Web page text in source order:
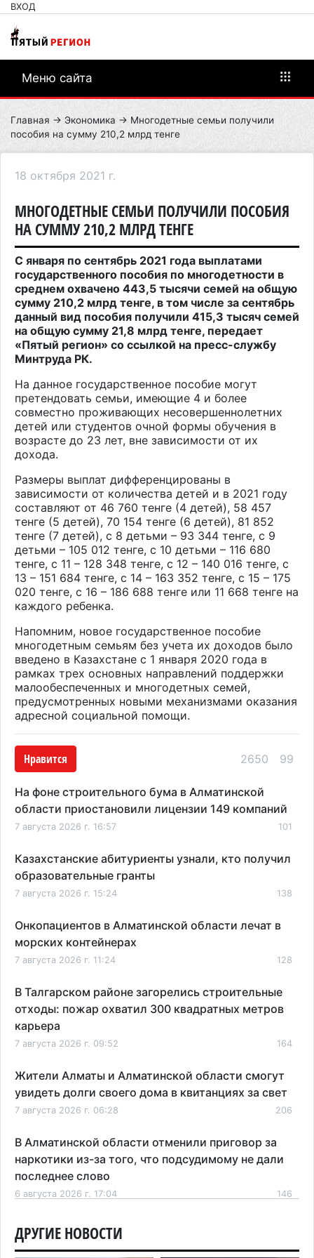
ВХОД
Меню сайта
Главная → Экономика → Многодетные семьи получили
пособия на сумму 210,2 млрд тенге
18 октября 2021 г.
МНОГОДЕТНЫЕ СЕМЬИ ПОЛУЧИЛИ ПОСОБИЯ
НА СУММУ 210,2 МЛРД ТЕНГЕ
С января по сентябрь 2021 года выплатами
государственного пособия по многодетности в
среднем охвачено 443,5 тысячи семей на общую
сумму 210,2 млрд тенге, в том числе за сентябрь
данный вид пособия получили 415,3 тысяч семей
на общую сумму 21,8 млрд тенге, передает
«Пятый регион» со ссылкой на пресс-службу
Минтруда РК.
На данное государственное пособие могут
претендовать семьи, имеющие 4 и более
совместно проживающих несовершеннолетних
детей или студентов очной формы обучения в
возрасте до 23 лет, вне зависимости от их
дохода.
Размеры выплат дифференцированы в
зависимости от количества детей и в 2021 году
составляют от 46 760 тенге (4 детей), 58 457
тенге (5 детей), 70 154 тенге (6 детей), 81 852
тенге (7 детей), с 8 детьми – 93 344 тенге, с 9
детьми – 105 012 тенге, с 10 детьми – 116 680
тенге, с 11 – 128 348 тенге, с 12 – 140 016 тенге, с
13 – 151 684 тенге, с 14 – 163 352 тенге, с 15 – 175
020 тенге, с 16 – 186 688 тенге или 11 668 тенге на
каждого ребенка.
Напомним, новое государственное пособие
многодетным семьям без учета их доходов было
введено в Казахстане с 1 января 2020 года в
рамках трех основных направлений поддержки
малообеспеченных и многодетных семей,
предусмотренных новыми механизмами оказания
адресной социальной помощи.
Нравится 2650 99
На фоне строительного бума в Алматинской
области приостановили лицензии 149 компаний
7 августа 2026 г. 16:57 101
Казахстанские абитуриенты узнали, кто получил
образовательные гранты
7 августа 2026 г. 15:24 138
Онкопациентов в Алматинской области лечат в
морских контейнерах
7 августа 2026 г. 11:24 128
В Талгарском районе загорелись строительные
отходы: пожар охватил 300 квадратных метров
карьера
7 августа 2026 г. 09:52 164
Жители Алматы и Алматинской области смогут
увидеть долги своего дома в квитанциях за свет
7 августа 2026 г. 06:28 206
В Алматинской области отменили приговор за
наркотики из-за того, что подсудимому не дали
последнее слово
6 августа 2026 г. 17:04 146
Проезд по БАКАД резко подорожал: в
Алматинской области начали действовать новые
ДРУГИЕ НОВОСТИ